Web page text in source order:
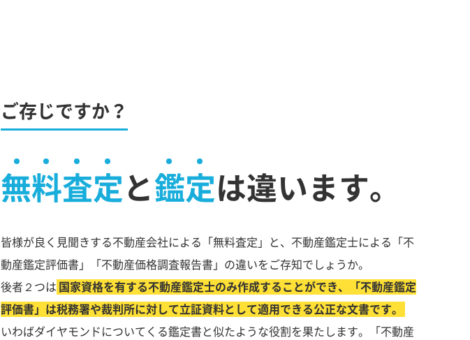
ご存じですか？
無料査定と鑑定は違います。
皆様が良く見聞きする不動産会社による「無料査定」と、不動産鑑定士による「不
動産鑑定評価書」「不動産価格調査報告書」の違いをご存知でしょうか。
後者２つは 国家資格を有する不動産鑑定士のみ作成することができ、「不動産鑑定
評価書」は税務署や裁判所に対して立証資料として適用できる公正な文書です。
いわばダイヤモンドについてくる鑑定書と似たような役割を果たします。「不動産